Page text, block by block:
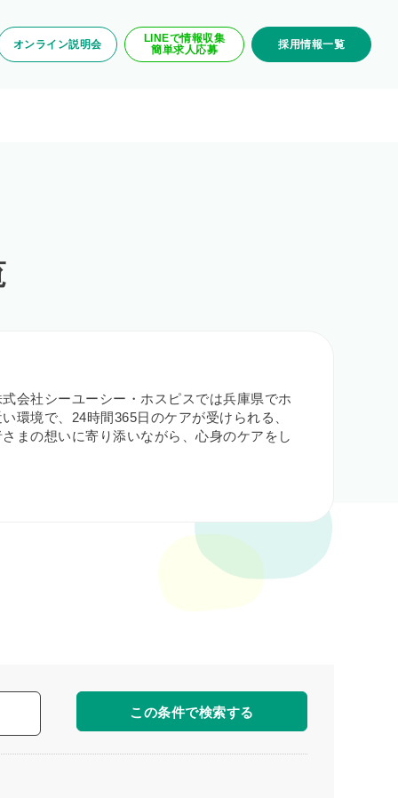
オンライン説明会
LINEで情報収集
簡単求人応募
採用情報一覧
会社シーユーシー・ホスピスでは兵庫県でホ
環境で、24時間365日のケアが受けられる、
まの想いに寄り添いながら、心身のケアをし
この条件で検索する